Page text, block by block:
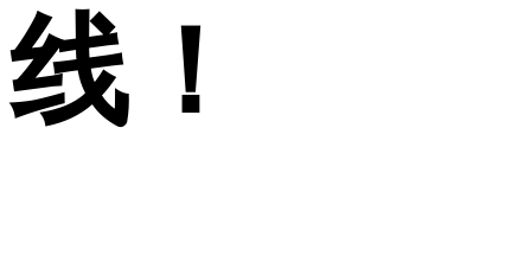
线！